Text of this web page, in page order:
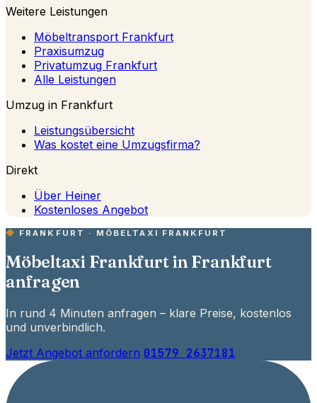
Weitere Leistungen
Möbeltransport Frankfurt
Praxisumzug
Privatumzug Frankfurt
Alle Leistungen
Umzug in Frankfurt
Leistungsübersicht
Was kostet eine Umzugsfirma?
Direkt
Über Heiner
Kostenloses Angebot
FRANKFURT · MÖBELTAXI FRANKFURT
Möbeltaxi Frankfurt in Frankfurt
anfragen
In rund 4 Minuten anfragen – klare Preise, kostenlos
und unverbindlich.
Jetzt Angebot anfordern 01579 2637181